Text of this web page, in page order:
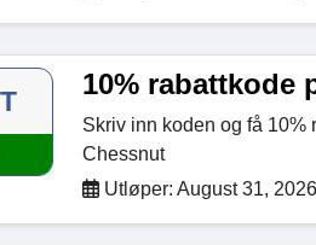
10% rabattkode
Skriv inn koden og få 10%
Chessnut
Utløper: August 31, 2026